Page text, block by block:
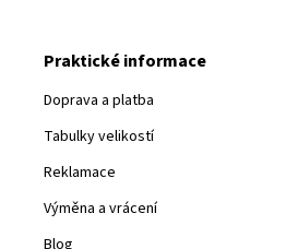
Praktické informace
Doprava a platba
Tabulky velikostí
Reklamace
Výměna a vrácení